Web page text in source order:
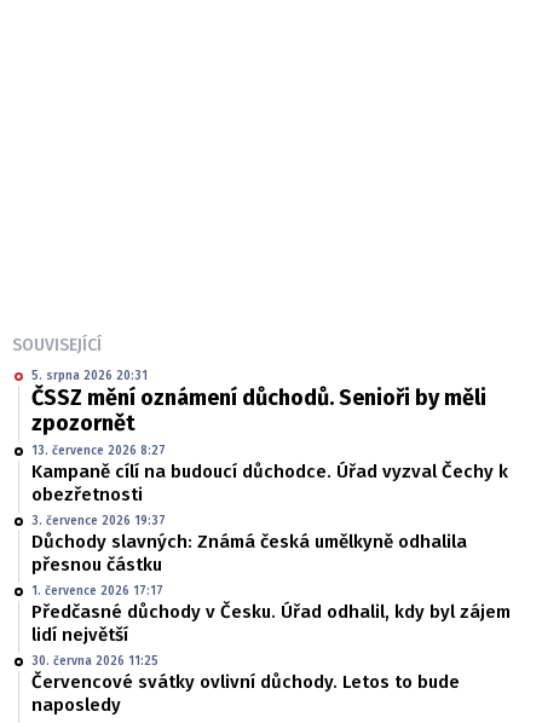
SOUVISEJÍCÍ
5. srpna 2026 20:31
ČSSZ mění oznámení důchodů. Senioři by měli
zpozornět
13. července 2026 8:27
Kampaně cílí na budoucí důchodce. Úřad vyzval Čechy k
obezřetnosti
3. července 2026 19:37
Důchody slavných: Známá česká umělkyně odhalila
přesnou částku
1. července 2026 17:17
Předčasné důchody v Česku. Úřad odhalil, kdy byl zájem
lidí největší
30. června 2026 11:25
Červencové svátky ovlivní důchody. Letos to bude
naposledy